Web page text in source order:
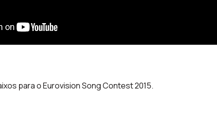
para o Eurovision Song Contest 2015.